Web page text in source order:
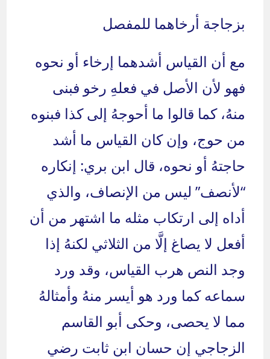
بزجاجة أرخاهما للمفصل
مع أن القياس أشدهما إرخاء أو نحوه
فهو لأن الأصل في فعلهِ رخو فبنى
منهُ، كما قالوا ما أحوجهُ إلى كذا فبنوه
من حوج، وإن كان القياس ما أشد
حاجتهُ أو نحوه، قال ابن بري: إنكاره
“لأنصف” ليس من الإنصاف، والذي
أداه إلى ارتكاب مثله ما اشتهر من أن
أفعل لا يصاغ إلَّا من الثلاثي لكنهُ إذا
وجد النص هرب القياس، وقد ورد
سماعه كما ورد هو أيسر منهُ وأمثالهُ
مما لا يحصى، وحكى أبو القاسم
الزجاجي إن حسان ابن ثابت رضي